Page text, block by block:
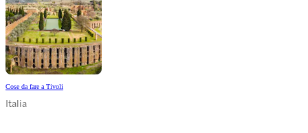
Cose da fare a Tivoli
Italia